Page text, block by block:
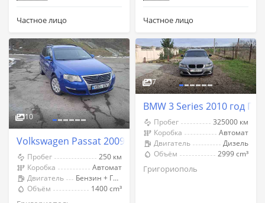
Частное лицо Частное лицо
10
Volkswagen Passat 2009 год Григориополь
Пробег
250 км
Коробка
Автомат
Двигатель
Бензин + Газ (Метан)
Объём
1400 cm³
7
BMW 3 Series 2010 год
Пробег
325000 км
Коробка
Автомат
Двигатель
Дизель
Объём
2999 cm³
Григориополь